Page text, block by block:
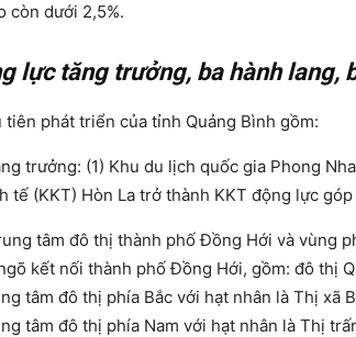
còn dưới 2,5%.
lực tăng trưởng, ba hành lang,
phát triển của tỉnh Quảng Bình gồm:
trưởng: (1) Khu du lịch quốc gia Phong
tế (KKT) Hòn La trở thành KKT động lực
tâm đô thị thành phố Đồng Hới và vùng
kết nối thành phố Đồng Hới, gồm: đô thị
tâm đô thị phía Bắc với hạt nhân là Thị xã
tâm đô thị phía Nam với hạt nhân là Thị